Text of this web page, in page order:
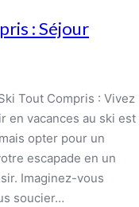
: Séjour
Tout Compris : Vivez
en vacances au ski est
opter pour un
escapade en un
Imaginez-vous
soucier…